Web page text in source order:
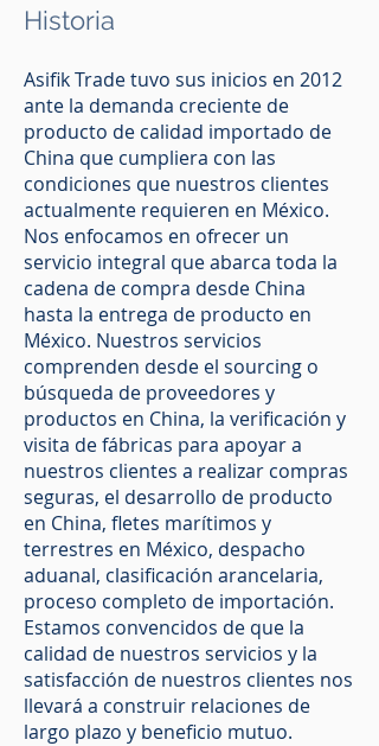
Historia
Asifik Trade tuvo sus inicios en 2012
ante la demanda creciente de
producto de calidad importado de
China que cumpliera con las
condiciones que nuestros clientes
actualmente requieren en México.
Nos enfocamos en ofrecer un
servicio integral que abarca toda la
cadena de compra desde China
hasta la entrega de producto en
México. Nuestros servicios
comprenden desde el sourcing o
búsqueda de proveedores y
productos en China, la verificación y
visita de fábricas para apoyar a
nuestros clientes a realizar compras
seguras, el desarrollo de producto
en China, fletes marítimos y
terrestres en México, despacho
aduanal, clasificación arancelaria,
proceso completo de importación.
Estamos convencidos de que la
calidad de nuestros servicios y la
satisfacción de nuestros clientes nos
llevará a construir relaciones de
largo plazo y beneficio mutuo.